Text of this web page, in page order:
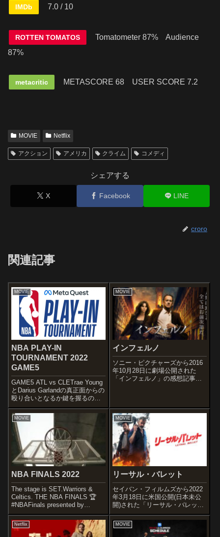
IMDb 7.0 / 10
ROTTEN TOMATOS
Tomatometer 87% Audience
87%
metacritic METASCORE 68 USER SCORE 7.2
MOVIE Netflix
アクション アメリカ クライム コメディ
シェアする
X Facebook LINE
croro
関連記事
MOVIE
NBA PLAY-IN
TOURNAMENT 2022
GAME5
GAME5 ATL vs CLETrae Young
とDarius Garlandの真正面からの
殴り合いとなるか鍵を握るのは
ATLは全開本領発揮できなかっ
たYoung、安定感がありながら
自ら流れも引き寄せられるCAVS
の2nd Unitとい...
MOVIE
インフェルノ
ソニー・ピクチャーズから2016
年10月28日に劇場公開された
「インフェルノ」の感想記事で
ーズの第3弾です。オススメ度あ
らすじ＆予告編これまで数々の
歴史や名...
MOVIE
NBA FINALS 2022
The stage is SET.Warriors &
Celtics. THE NBA FINALS 🏆
#NBAFinals presented by
@YouTubeTV
pic.twitter.com/nZbDcOW377—
NBA ...
MOVIE
リーサル・バレット
セイバン・フィルムズから2022
年3月18日に米国公開(日本未公
開)された「リーサル・バレッ
ト」の感想記事です。オススメ
度あらすじ＆予告編１９８９
年。 パナマは軍部最高司令
Netflix MOVIE